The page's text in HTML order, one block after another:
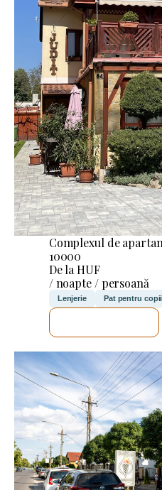
Complexul de
10000
De la HUF
/ noapte / persoană
Lenjerie Pat pentru copii